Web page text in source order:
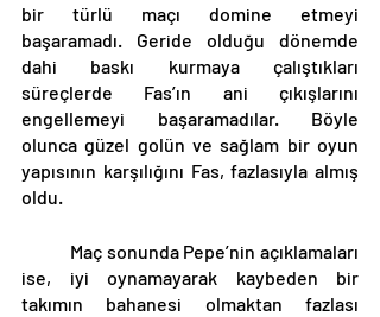
bir türlü maçı domine etmeyi
başaramadı. Geride olduğu dönemde
dahi baskı kurmaya çalıştıkları
süreçlerde Fas’ın ani çıkışlarını
engellemeyi başaramadılar. Böyle
olunca güzel golün ve sağlam bir oyun
yapısının karşılığını Fas, fazlasıyla almış
oldu.
ise, iyi oynamayarak kaybeden bir
takımın bahanesi olmaktan fazlası